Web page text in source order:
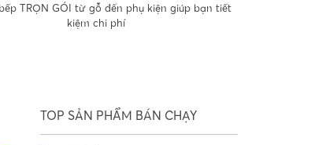
TRỌN GÓI từ gỗ đến phụ kiện giúp bạn tiết
kiệm chi phí
TOP SẢN PHẨM BÁN CHẠY